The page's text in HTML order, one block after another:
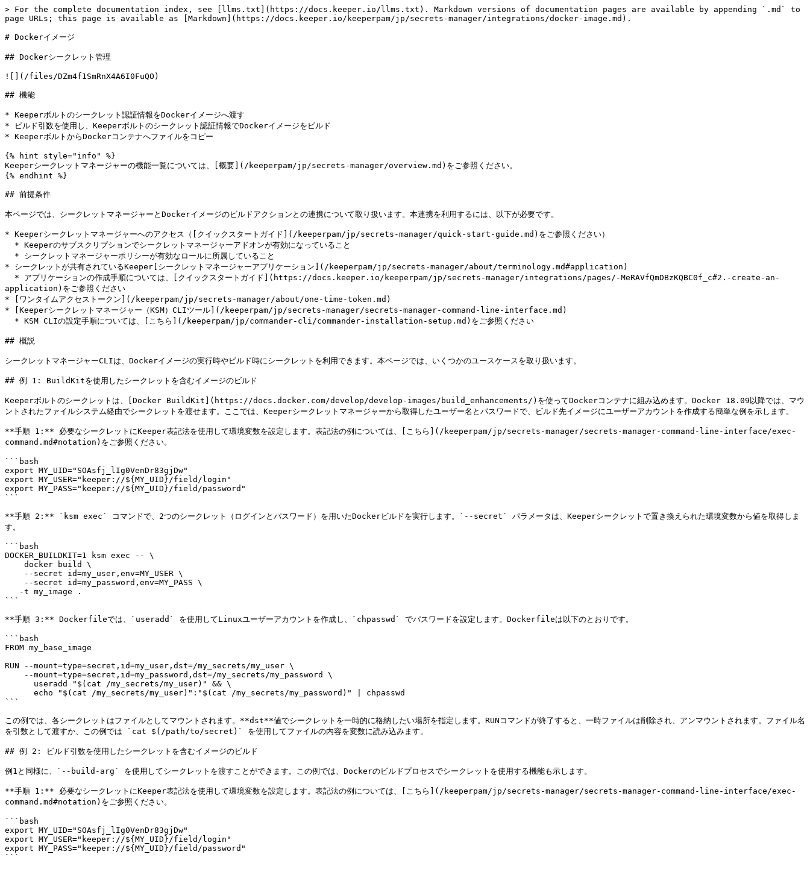
> For the complete documentation index, see [llms.txt](https://docs.keeper.io/llms.txt). Markdown versions of documentation pages are available by appending `.md` to
page URLs; this page is available as [Markdown](https://docs.keeper.io/keeperpam/jp/secrets-manager/integrations/docker-image.md).
# Dockerイメージ
## Dockerシークレット管理
![](/files/DZm4f1SmRnX4A6I0FuQO)
## 機能
* Keeperボルトのシークレット認証情報をDockerイメージへ渡す
* ビルド引数を使用し、Keeperボルトのシークレット認証情報でDockerイメージをビルド
* KeeperボルトからDockerコンテナへファイルをコピー
{% hint style="info" %}
Keeperシークレットマネージャーの機能一覧については、[概要](/keeperpam/jp/secrets-manager/overview.md)をご参照ください。
{% endhint %}
## 前提条件
本ページでは、シークレットマネージャーとDockerイメージのビルドアクションとの連携について取り扱います。本連携を利用するには、以下が必要です。
* Keeperシークレットマネージャーへのアクセス（[クイックスタートガイド](/keeperpam/jp/secrets-manager/quick-start-guide.md)をご参照ください）
* シークレットが共有されているKeeper[シークレットマネージャーアプリケーション](/keeperpam/jp/secrets-manager/about/terminology.md#application)
application)をご参照ください
* [ワンタイムアクセストークン](/keeperpam/jp/secrets-manager/about/one-time-token.md)
* [Keeperシークレットマネージャー（KSM）CLIツール](/keeperpam/jp/secrets-manager/secrets-manager-command-line-interface.md)
## 概説
シークレットマネージャーCLIは、Dockerイメージの実行時やビルド時にシークレットを利用できます。本ページでは、いくつかのユースケースを取り扱います。
## 例 1: BuildKitを使用したシークレットを含むイメージのビルド
Keeperボルトのシークレットは、[Docker BuildKit](https://docs.docker.com/develop/develop-images/build_enhancements/)を使ってDockerコンテナに組み込めます。Docker 18.09以降では、マウ
ントされたファイルシステム経由でシークレットを渡せます。ここでは、Keeperシークレットマネージャーから取得したユーザー名とパスワードで、ビルド先イメージにユーザーアカウントを作成する簡単な例を示します。
**手順 1:** 必要なシークレットにKeeper表記法を使用して環境変数を設定します。表記法の例については、[こちら](/keeperpam/jp/secrets-manager/secrets-manager-command-line-interface/exec-
command.md#notation)をご参照ください。
```bash
export MY_UID="SOAsfj_lIg0VenDr83gjDw"
export MY_USER="keeper://${MY_UID}/field/login"
export MY_PASS="keeper://${MY_UID}/field/password"
```
**手順 2:** `ksm exec` コマンドで、2つのシークレット（ログインとパスワード）を用いたDockerビルドを実行します。`--secret` パラメータは、Keeperシークレットで置き換えられた環境変数から値を取得しま
す。
```bash
DOCKER_BUILDKIT=1 ksm exec -- \
```
**手順 3:** Dockerfileでは、`useradd` を使用してLinuxユーザーアカウントを作成し、`chpasswd` でパスワードを設定します。Dockerfileは以下のとおりです。
```bash
FROM my_base_image
RUN --mount=type=secret,id=my_user,dst=/my_secrets/my_user \
```
この例では、各シークレットはファイルとしてマウントされます。**dst**値でシークレットを一時的に格納したい場所を指定します。RUNコマンドが終了すると、一時ファイルは削除され、アンマウントされます。ファイル名
を引数として渡すか、この例では `cat $(/path/to/secret)` を使用してファイルの内容を変数に読み込みます。
## 例 2: ビルド引数を使用したシークレットを含むイメージのビルド
例1と同様に、`--build-arg` を使用してシークレットを渡すことができます。この例では、Dockerのビルドプロセスでシークレットを使用する機能も示します。
**手順 1:** 必要なシークレットにKeeper表記法を使用して環境変数を設定します。表記法の例については、[こちら](/keeperpam/jp/secrets-manager/secrets-manager-command-line-interface/exec-
command.md#notation)をご参照ください。
```bash
export MY_UID="SOAsfj_lIg0VenDr83gjDw"
export MY_USER="keeper://${MY_UID}/field/login"
export MY_PASS="keeper://${MY_UID}/field/password"
```